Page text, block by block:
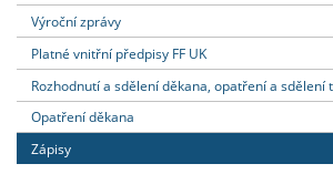
Výroční zprávy
Platné vnitřní předpisy FF UK
Rozhodnutí a sdělení děkana, opatření a sdělení
Opatření děkana
Zápisy